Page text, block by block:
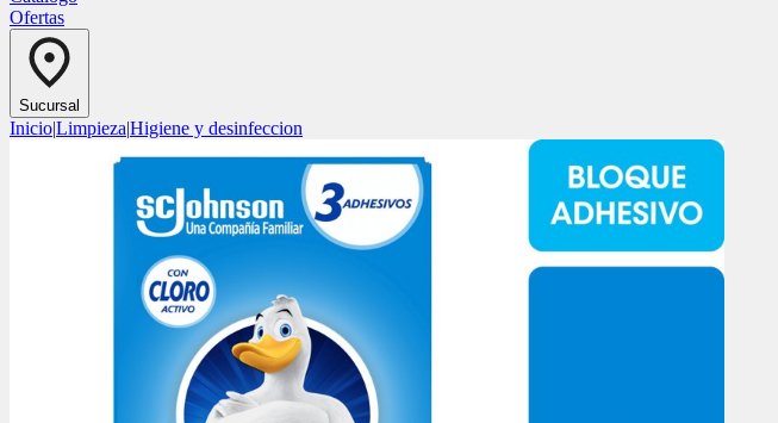
Ofertas
Sucursal
Inicio|Limpieza|Higiene y desinfeccion